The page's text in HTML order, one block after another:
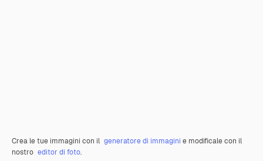
Crea le tue immagini con il generatore di immagini e modificale con il
nostro editor di foto.